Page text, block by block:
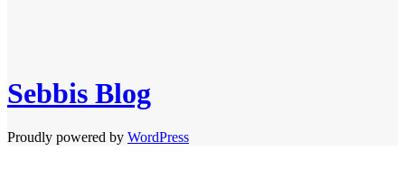
Sebbis Blog
Proudly powered by WordPress